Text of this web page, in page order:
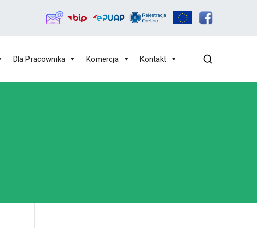
Dla Pracownika Komercja Kontakt